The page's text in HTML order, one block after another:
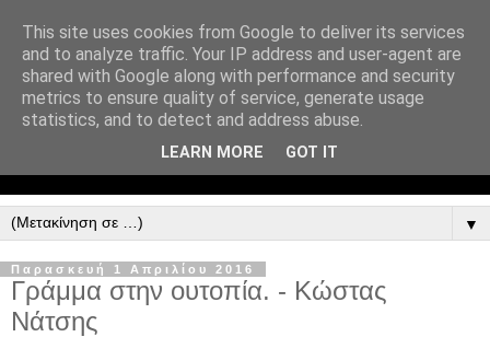
▼
Παρασκευή 1 Απριλίου 2016
Γράμμα στην ουτοπία. - Κώστας
Νάτσης
This site uses cookies from Google to deliver its services
and to analyze traffic. Your IP address and user-agent are
shared with Google along with performance and security
metrics to ensure quality of service, generate usage
statistics, and to detect and address abuse.
LEARN MORE GOT IT